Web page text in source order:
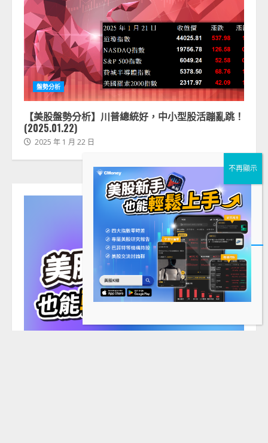
盤勢分析
【美股盤勢分析】川普總統好，中小型股活蹦亂跳！
(2025.01.22)
2025 年 1 月 22 日